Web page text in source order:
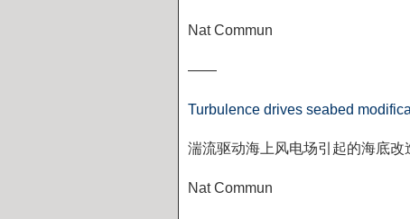
Nat Commun
——
Turbulence drives seabed
湍流驱动海上风电场引起的海底改
Nat Commun